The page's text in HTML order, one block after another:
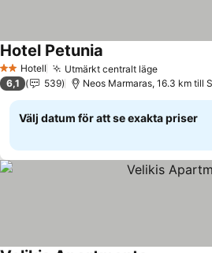
2 Stjärnor
Hotell Utmärkt centralt lägeSe priser
Hotel Petunia
6,1 539 Neos Marmaras, 16.3 km till
Välj datum för att se exakta priser